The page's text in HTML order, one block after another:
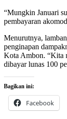
“Mungkin Januari
pembayaran
Menurutnya,
penginapan
Kota Ambon. “Kita
dibayar lunas 100
Bagikan ini:
Facebook